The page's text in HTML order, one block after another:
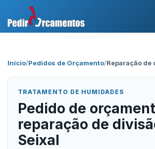
Início/Pedidos de Orçamento/Reparação de
TRATAMENTO DE HUMIDADES
Pedido de
reparação de
Seixal
Área Profissional
Como Funciona?
Testemunhos